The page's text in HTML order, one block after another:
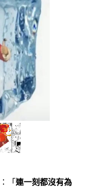
「 連一刻都沒有為